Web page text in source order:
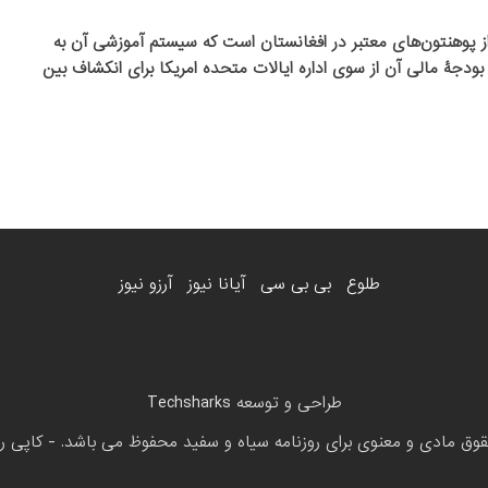
که در سال ۲۰۰۶ تاسیس شد، یکی از پوهنتون‌های معتبر در افغانستان است که سیستم آموزشی آن به
آموزشی غرب طراحی شده است و بیش از ۶۰ درصد بودجۀ مالی آن از سوی اداره ایالات متحده امریکا برای انکشاف بین
طلوع بی بی سی آیانا نیوز آرزو نیوز
طراحی و توسعه Techsharks
مادی و معنوی برای روزنامه سیاه و سفید محفوظ می باشد. - کاپی